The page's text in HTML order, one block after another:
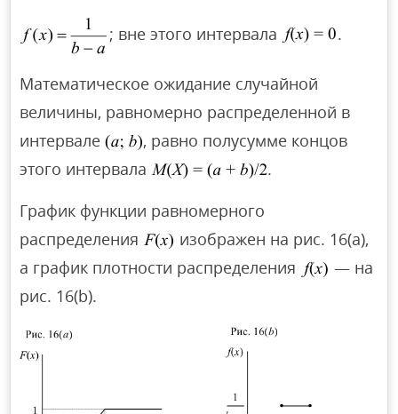
; вне этого интервала .
Математическое ожидание случайной
величины, равномерно распределенной в
интервале
, равно полусумме концов
этого интервала
.
График функции равномерного
распределения
изображен на рис. 16(a),
а график плотности распределения
— на
рис. 16(b).